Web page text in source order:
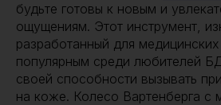
будьте готовы к новым и
ощущениям. Этот инструмент,
разработанный для
популярным среди любителей
своей способности вызывать
на коже. Колесо Вартенберга с